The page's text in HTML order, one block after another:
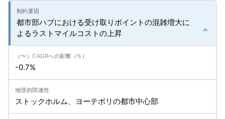
都市部ハブにおける受け取りポイントの混雑増大に
よるラストマイルコストの上昇
-0.7%
ストックホルム、ヨーテボリの都市中心部